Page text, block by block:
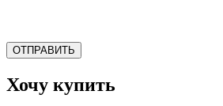
ОТПРАВИТЬ
Хочу купить